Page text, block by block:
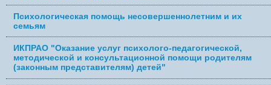
Психологическая помощь несовершеннолетним и их
семьям
ИКПРАО "Оказание услуг психолого-педагогической,
методической и консультационной помощи родителям
(законным представителям) детей"